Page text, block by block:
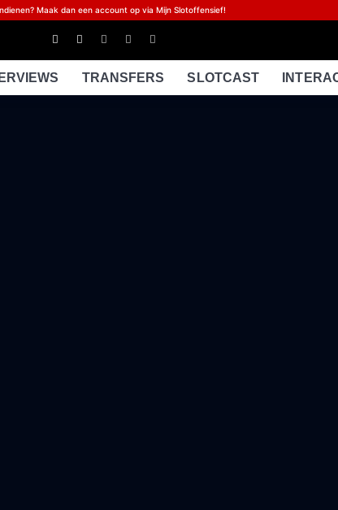
Maak dan een account op via Mijn Slotoffensief!
TRANSFERS SLOTCAST